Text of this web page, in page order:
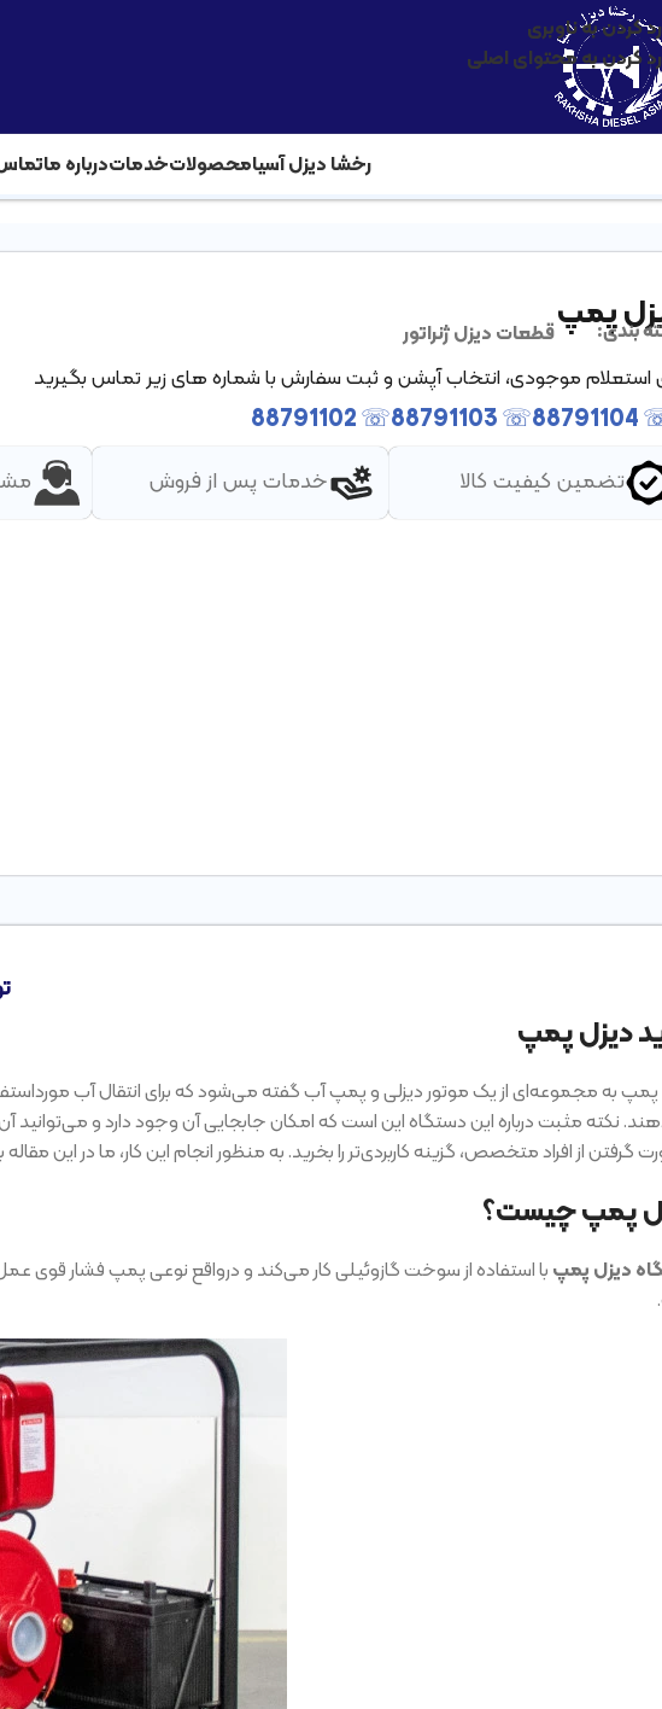
رد کردن به ناوبری
رد کردن به محتوای اصلی
رخشا دیزل آسیامحصولاتخدماتدرباره ما
صفحه اصلی»
پمپبندی: قطعات دیزل ژنراتور
استعلام موجودی، انتخاب آپشن و ثبت سفارش با شماره های زیر تماس بگیرید
☏
☏ 88791103
☏ 88791102
تضمین کیفیت کالا خدمات پس از فروش
دیزل پمپ
به مجموعه‌ای از یک موتور دیزلی و پمپ آب گفته می‌شود که برای انتقال آب
نکته مثبت درباره این دستگاه این است که امکان جابجایی آن وجود دارد و می‌توانید
گرفتن از افراد متخصص، گزینه کاربردی‌تر را بخرید. به منظور انجام این کار، ما در این
پمپ چیست؟
دیزل پمپبا استفاده از سوخت گازوئیلی کار می‌کند و درواقع نوعی پمپ فشار قوی